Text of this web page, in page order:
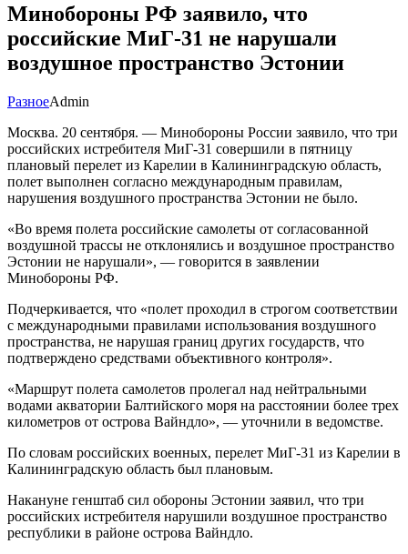
Минобороны РФ заявило, что
российские МиГ-31 не нарушали
воздушное пространство Эстонии
РазноеAdmin
Москва. 20 сентября. — Минобороны России заявило, что три
российских истребителя МиГ-31 совершили в пятницу
плановый перелет из Карелии в Калининградскую область,
полет выполнен согласно международным правилам,
нарушения воздушного пространства Эстонии не было.
«Во время полета российские самолеты от согласованной
воздушной трассы не отклонялись и воздушное пространство
Эстонии не нарушали», — говорится в заявлении
Минобороны РФ.
Подчеркивается, что «полет проходил в строгом соответствии
с международными правилами использования воздушного
пространства, не нарушая границ других государств, что
подтверждено средствами объективного контроля».
«Маршрут полета самолетов пролегал над нейтральными
водами акватории Балтийского моря на расстоянии более трех
километров от острова Вайндло», — уточнили в ведомстве.
По словам российских военных, перелет МиГ-31 из Карелии в
Калининградскую область был плановым.
Накануне генштаб сил обороны Эстонии заявил, что три
российских истребителя нарушили воздушное пространство
республики в районе острова Вайндло.